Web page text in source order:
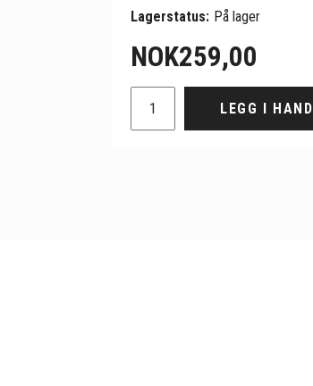
Lagerstatus: På lager
NOK259,00
LEGG I